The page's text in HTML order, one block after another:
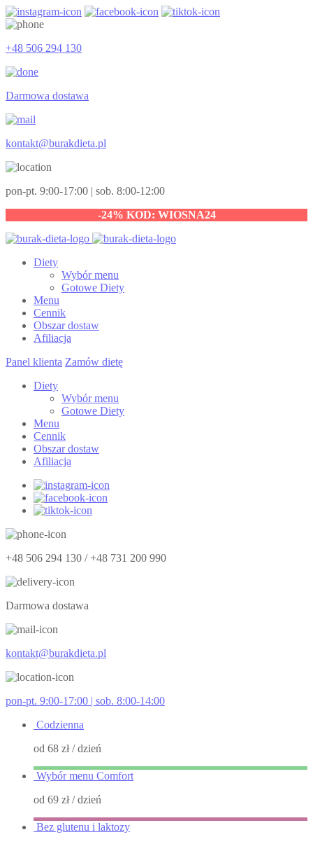
+48 506 294 130
Darmowa dostawa
kontakt@burakdieta.pl
pon-pt. 9:00-17:00 | sob. 8:00-12:00
-24% KOD: WIOSNA24
Diety
Wybór menu
Gotowe Diety
Menu
Cennik
Obszar dostaw
Afiliacja
Panel klienta Zamów dietę
Diety
Wybór menu
Gotowe Diety
Menu
Cennik
Obszar dostaw
Afiliacja
+48 506 294 130 / +48 731 200 990
Darmowa dostawa
kontakt@burakdieta.pl
pon-pt. 9:00-17:00 | sob. 8:00-14:00
Codzienna
od 68 zł/ dzień
Wybór menu Comfort
od 69 zł/ dzień
Bez glutenu i laktozy